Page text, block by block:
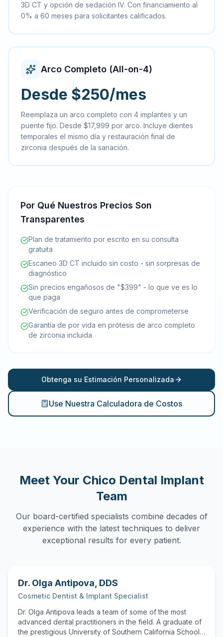
3D CT y opción de sedación IV. Con financiamiento al
0% a 60 meses para solicitantes calificados.
Arco Completo (All-on-4)
Desde $250/mes
Reemplaza un arco completo con 4 implantes y un
puente fijo. Desde $17,999 por arco. Incluye dientes
temporales el mismo día y restauración final de
zirconia después de la sanación.
Por Qué Nuestros Precios Son
Transparentes
Plan de tratamiento por escrito en su consulta
gratuita
Escaneo 3D CT incluido sin costo - sin sorpresas de
diagnóstico
Sin precios engañosos de "$399" - lo que ve es lo
que paga
Verificación de seguro antes de comprometerse
Garantía de por vida en prótesis de arco completo
de zirconia incluida
Obtenga su Estimación Personalizada
Use Nuestra Calculadora de Costos
Meet Your Chico Dental Implant
Team
Our board-certified specialists combine decades of
experience with the latest techniques to deliver
exceptional results for every patient.
Dr. Olga Antipova DDS
Cosmetic Dentist & Implant Specialist
Dr. Olga Antipova leads a team of some of the most
advanced dental practitioners in the field. A graduate of
the prestigious University of Southern California School